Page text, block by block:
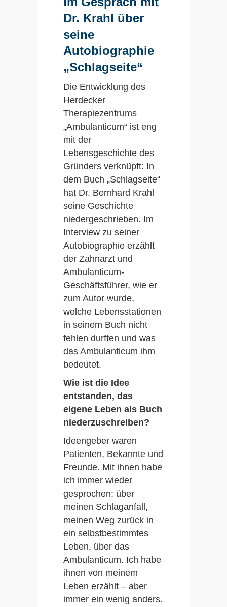
Dr. Krahl über
seine
Autobiographie
„Schlagseite“
Die Entwicklung des
Herdecker
Therapiezentrums
„Ambulanticum“ ist eng
mit der
Lebensgeschichte des
Gründers verknüpft: In
dem Buch „Schlagseite“
hat Dr. Bernhard Krahl
seine Geschichte
niedergeschrieben. Im
Interview zu seiner
Autobiographie erzählt
der Zahnarzt und
Ambulanticum-
Geschäftsführer, wie er
zum Autor wurde,
welche Lebensstationen
in seinem Buch nicht
fehlen durften und was
das Ambulanticum ihm
bedeutet.
Wie ist die Idee
entstanden, das
eigene Leben als Buch
niederzuschreiben?
Ideengeber waren
Patienten, Bekannte und
Freunde. Mit ihnen habe
ich immer wieder
gesprochen: über
meinen Schlaganfall,
meinen Weg zurück in
ein selbstbestimmtes
Leben, über das
Ambulanticum. Ich habe
ihnen von meinem
Leben erzählt – aber
immer ein wenig anders.